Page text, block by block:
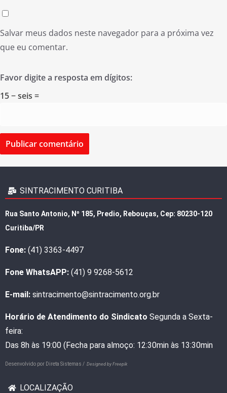
Salvar meus dados neste navegador para a próxima vez
que eu comentar.
Favor digite a resposta em dígitos:
15 − seis =
SINTRACIMENTO CURITIBA
Rua Santo Antonio, Nº 185, Predio, Rebouças, Cep: 80230-120
Curitiba/PR
Fone: (41) 3363-4497
Fone WhatsAPP: (41) 9 9268-5612
E-mail: sintracimento@sintracimento.org.br
Horário de Atendimento do Sindicato Segunda a Sexta-
feira:
Das 8h às 19:00 (Fecha para almoço: 12:30min às 13:30min
Desenvolvido por Direta Sistemas / Designed by Freepik
LOCALIZAÇÃO